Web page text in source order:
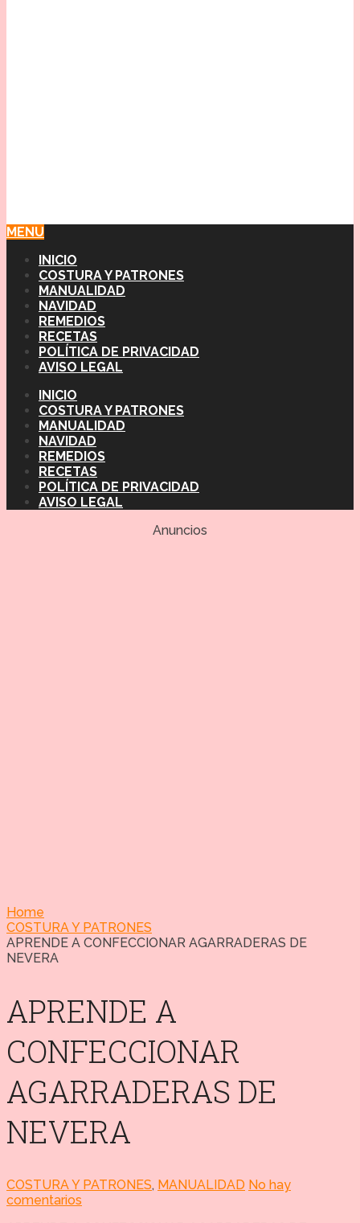
MENU
INICIO
COSTURA Y PATRONES
MANUALIDAD
NAVIDAD
REMEDIOS
RECETAS
POLÍTICA DE PRIVACIDAD
AVISO LEGAL
INICIO
COSTURA Y PATRONES
MANUALIDAD
NAVIDAD
REMEDIOS
RECETAS
POLÍTICA DE PRIVACIDAD
AVISO LEGAL
Anuncios
Home
COSTURA Y PATRONES
APRENDE A CONFECCIONAR AGARRADERAS DE
NEVERA
APRENDE A
CONFECCIONAR
AGARRADERAS DE
NEVERA
COSTURA Y PATRONES, MANUALIDAD No hay
comentarios